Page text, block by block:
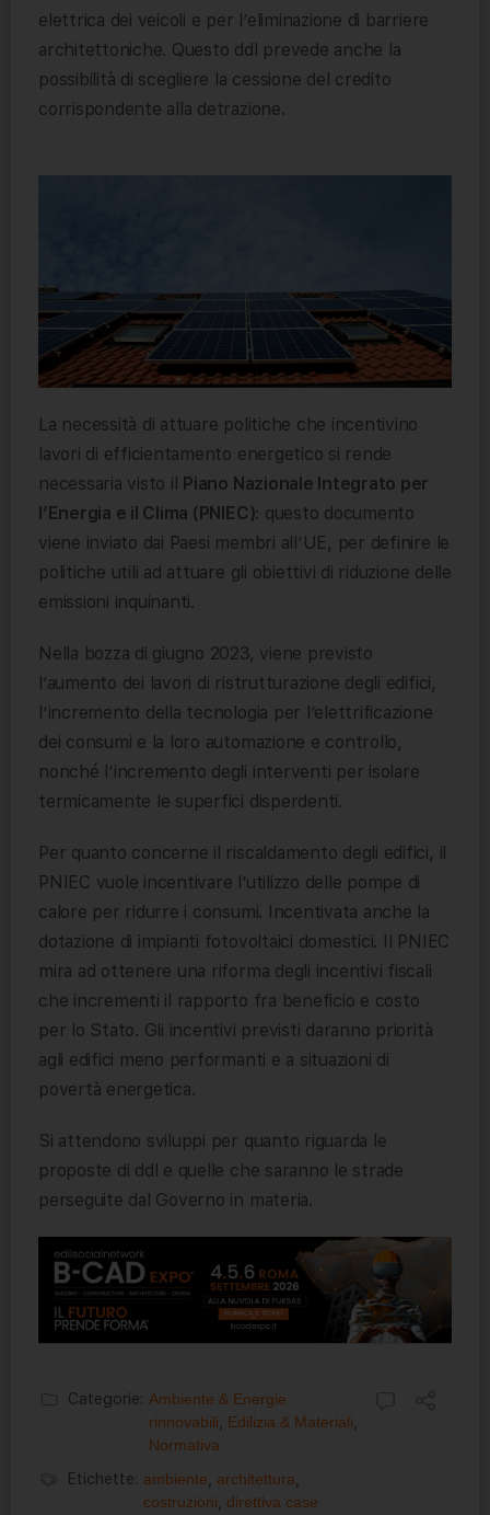
elettrica dei veicoli e per l’eliminazione di barriere
architettoniche. Questo ddl prevede anche la
possibilità di scegliere la cessione del credito
corrispondente alla detrazione.
La necessità di attuare politiche che incentivino
lavori di efficientamento energetico si rende
necessaria visto il Piano Nazionale Integrato per
l’Energia e il Clima (PNIEC): questo documento
viene inviato dai Paesi membri all’UE, per definire le
politiche utili ad attuare gli obiettivi di riduzione delle
emissioni inquinanti.
Nella bozza di giugno 2023, viene previsto
l’aumento dei lavori di ristrutturazione degli edifici,
l’incremento della tecnologia per l’elettrificazione
dei consumi e la loro automazione e controllo,
nonché l’incremento degli interventi per isolare
termicamente le superfici disperdenti.
Per quanto concerne il riscaldamento degli edifici, il
PNIEC vuole incentivare l’utilizzo delle pompe di
calore per ridurre i consumi. Incentivata anche la
dotazione di impianti fotovoltaici domestici. Il PNIEC
mira ad ottenere una riforma degli incentivi fiscali
che incrementi il rapporto fra beneficio e costo
per lo Stato. Gli incentivi previsti daranno priorità
agli edifici meno performanti e a situazioni di
povertà energetica.
Si attendono sviluppi per quanto riguarda le
proposte di ddl e quelle che saranno le strade
perseguite dal Governo in materia.
Categorie: Ambiente & Energie
rinnovabili
Edilizia & Materiali
Normativa
Etichette: ambiente architettura
costruzioni
direttiva case